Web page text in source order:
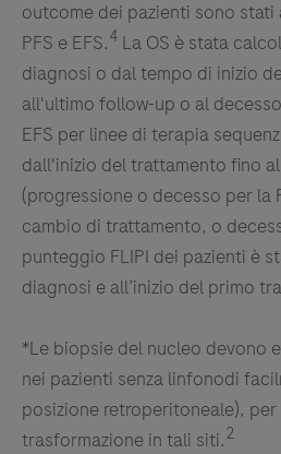
outcome dei pazienti sono stati
PFS e EFS.4 La OS è stata
diagnosi o dal tempo di inizio
all'ultimo follow-up o al
EFS per linee di terapia
dall'inizio del trattamento fino
(progressione o decesso per la
cambio di trattamento, o
punteggio FLIPI dei pazienti è
diagnosi e all’inizio del primo
*Le biopsie del nucleo devono
nei pazienti senza linfonodi
posizione retroperitoneale),
trasformazione in tali siti.2